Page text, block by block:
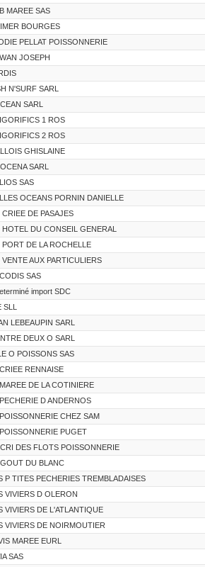
MAREE SAS
BOURGES
PELLAT POISSONNERIE
JOSEPH
N'SURF SARL
SARL
1 ROS
2 ROS
GHISLAINE
SARL
SAS
OCEANS PORNIN DANIELLE
CRIEE DE PASAJES
HOTEL DU CONSEIL GENERAL
PORT DE LA ROCHELLE
VENTE AUX PARTICULIERS
SAS
import SDC
SLL
LEBEAUPIN SARL
DEUX O SARL
O POISSONS SAS
RENNAISE
DE LA COTINIERE
D ANDERNOS
CHEZ SAM
PUGET
DES FLOTS POISSONNERIE
DU BLANC
P TITES PECHERIES TREMBLADAISES
VIVIERS D OLERON
VIVIERS DE L'ATLANTIQUE
VIVIERS DE NOIRMOUTIER
MAREE EURL
SAS